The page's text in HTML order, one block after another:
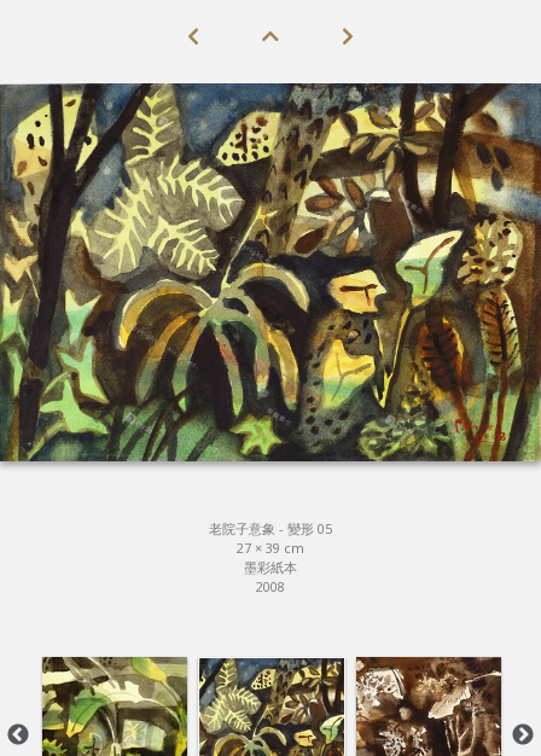
老院子意象 - 變形 05
27 × 39 cm
墨彩紙本
2008